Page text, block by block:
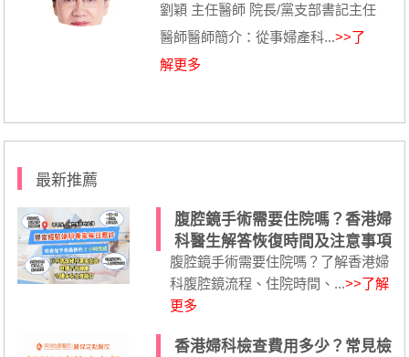
劉穎 主任醫師 院長/黨支部書記主任
醫師醫師簡介：從事婦產科...>>了
解更多
最新推薦
腹腔鏡手術需要住院嗎？香港婦
科醫生解答恢復時間及注意事項
腹腔鏡手術需要住院嗎？了解香港婦
科腹腔鏡流程、住院時間、...>>了解
更多
香港婦科檢查費用多少？常見檢